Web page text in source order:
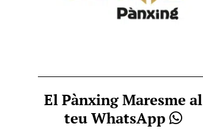
El Pànxing Maresme al
teu WhatsApp